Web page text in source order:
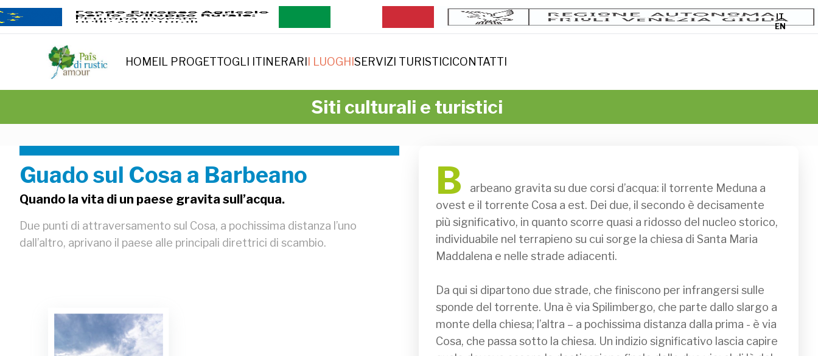
IT
EN
HOME IL PROGETTOGLI ITINERARI I LUOGHI SERVIZI TURISTICI CONTATTI
Siti culturali e turistici
Guado sul Cosa a Barbeano
Quando la vita di un paese gravita sull’acqua.
Due punti di attraversamento sul Cosa, a pochissima distanza l’uno
dall’altro, aprivano il paese alle principali direttrici di scambio.
B
              arbeano gravita su due corsi d’acqua: il torrente Meduna a
ovest e il torrente Cosa a est. Dei due, il secondo è decisamente
più significativo, in quanto scorre quasi a ridosso del nucleo storico,
individuabile nel terrapieno su cui sorge la chiesa di Santa Maria
Maddalena e nelle strade adiacenti.
Da qui si dipartono due strade, che finiscono per infrangersi sulle
sponde del torrente. Una è via Spilimbergo, che parte dallo slargo a
monte della chiesa; l’altra – a pochissima distanza dalla prima - è via
Cosa, che passa sotto la chiesa. Un indizio significativo lascia capire